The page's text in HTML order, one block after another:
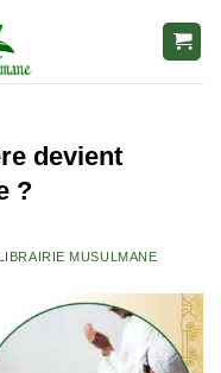
devient
?
MUSULMANE